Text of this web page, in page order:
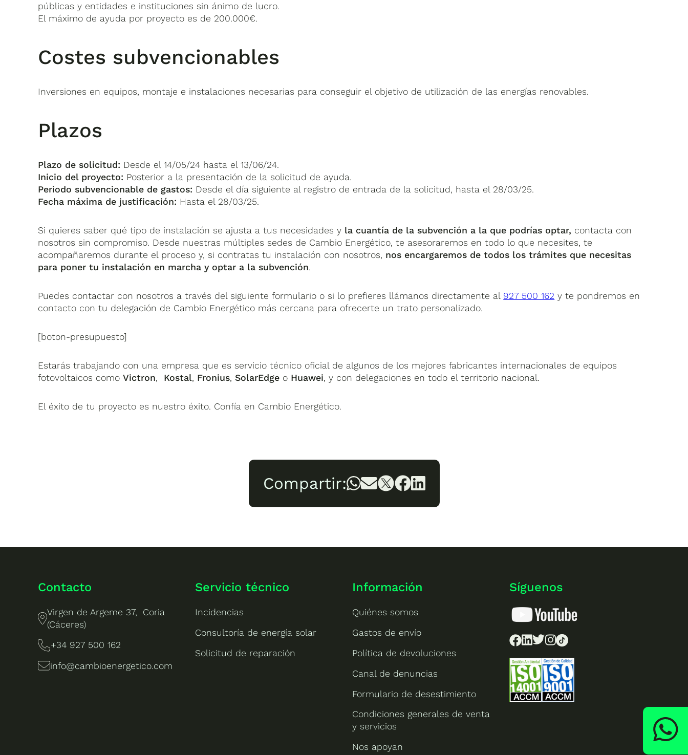
públicas y entidades e instituciones sin ánimo de lucro.
El máximo de ayuda por proyecto es de 200.000€.
Costes subvencionables
Inversiones en equipos, montaje e instalaciones necesarias para conseguir el objetivo de utilización de las energías renovables.
Plazos
Plazo de solicitud: Desde el 14/05/24 hasta el 13/06/24.
Inicio del proyecto: Posterior a la presentación de la solicitud de ayuda.
Periodo subvencionable de gastos: Desde el día siguiente al registro de entrada de la solicitud, hasta el 28/03/25.
Fecha máxima de justificación: Hasta el 28/03/25.
Si quieres saber qué tipo de instalación se ajusta a tus necesidades y la cuantía de la subvención a la que podrías optar, contacta con
nosotros sin compromiso. Desde nuestras múltiples sedes de Cambio Energético, te asesoraremos en todo lo que necesites, te
acompañaremos durante el proceso y, si contratas tu instalación con nosotros, nos encargaremos de todos los trámites que necesitas
para poner tu instalación en marcha y optar a la subvención.
Puedes contactar con nosotros a través del siguiente formulario o si lo prefieres llámanos directamente al 927 500 162 y te pondremos en
contacto con tu delegación de Cambio Energético más cercana para ofrecerte un trato personalizado.
[boton-presupuesto]
Estarás trabajando con una empresa que es servicio técnico oficial de algunos de los mejores fabricantes internacionales de equipos
fotovoltaicos comoVictron, Kostal, Fronius,SolarEdge o Huawei, y con delegaciones en todo el territorio nacional.
El éxito de tu proyecto es nuestro éxito. Confía en Cambio Energético.
Compartir:
Contacto
Virgen de Argeme 37, Coria
(Cáceres)
+34 927 500 162
info@cambioenergetico.com
Servicio técnico
Incidencias
Consultoría de energía solar
Solicitud de reparación
Información
Quiénes somos
Gastos de envío
Política de devoluciones
Canal de denuncias
Formulario de desestimiento
Condiciones generales de venta
y servicios
Nos apoyan
Síguenos